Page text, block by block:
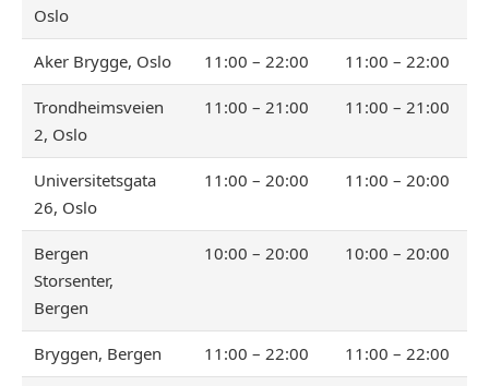
Oslo
Aker Brygge, Oslo 11:00 – 22:00 11:00 – 22:00
Trondheimsveien
2, Oslo
11:00 – 21:00 11:00 – 21:00
Universitetsgata
26, Oslo
11:00 – 20:00 11:00 – 20:00
Bergen
Storsenter,
Bergen
10:00 – 20:00 10:00 – 20:00
Bryggen, Bergen 11:00 – 22:00 11:00 – 22:00